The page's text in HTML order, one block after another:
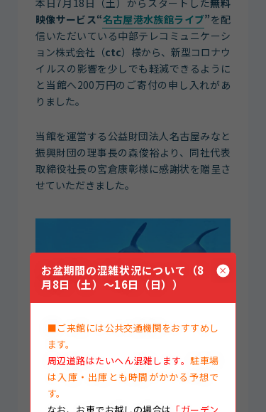
水族館の周辺施設
ショップ・レストラン
よくある質問
本日7月18日（土）からスタートした無料
映像サービス“名古屋港水族館ライブ”を配
信いただいている中部テレコミュニケーシ
ョン株式会社（ctc）様から、新型コロナウ
イルスの影響を少しでも軽減できるように
と当館へ200万円のご寄付の申し入れがあ
りました。
当館を運営する公益財団法人名古屋みなと
振興財団の理事長の森俊裕より、同社代表
取締役社長の宮倉康彰様に感謝状を贈呈さ
せていただきました。
宮倉社長（左から2人目）、霜出経営管理本
お盆期間の混雑状況について（8
月8日（土）～16日（日））
■ご来館には公共交通機関をおすすめし
ます。
周辺道路はたいへん混雑します。駐車場
は入庫・出庫とも時間がかかる予想で
す。
なお、 お車でお越しの場合は 「ガーデン